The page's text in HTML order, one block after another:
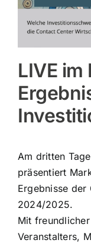
LIVE im
Am dritten
präsentiert
Ergebnisse der
2024/2025.
Mit
Veranstalters,